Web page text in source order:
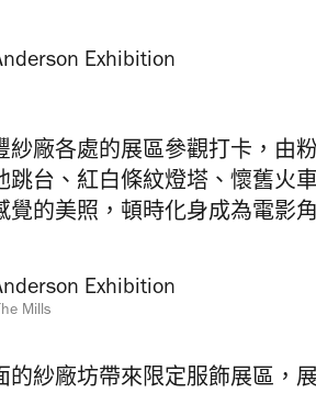
紗廠各處的展區參觀打卡，由
跳台、紅白條紋燈塔、懷舊火
覺的美照，頓時化身成為電影角
Mills
的紗廠坊帶來限定服飾展區，